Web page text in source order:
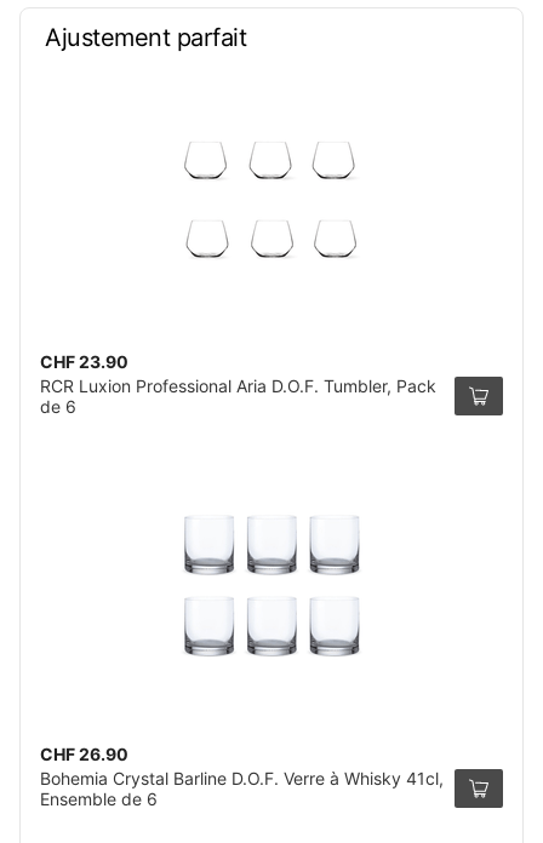
Ajustement parfait
CHF 23.90
RCR Luxion Professional Aria D.O.F. Tumbler, Pack
de 6
CHF 26.90
Bohemia Crystal Barline D.O.F. Verre à Whisky 41cl,
Ensemble de 6